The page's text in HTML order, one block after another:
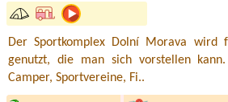
Der Sportkomplex Dolní Morava wird
genutzt, die man sich vorstellen
Camper, Sportvereine, Fi..